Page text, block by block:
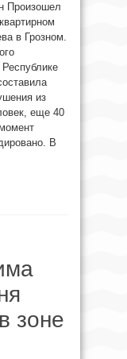
Произошел
в Грозном.
из
еще 40
В
зоне